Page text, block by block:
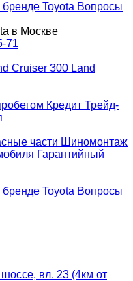
Toyota Вопросы
в Москве
71
Cruiser 300 Land
Кредит Трейд-
части Шиномонтаж
Гарантийный
Toyota Вопросы
вл. 23 (4км от